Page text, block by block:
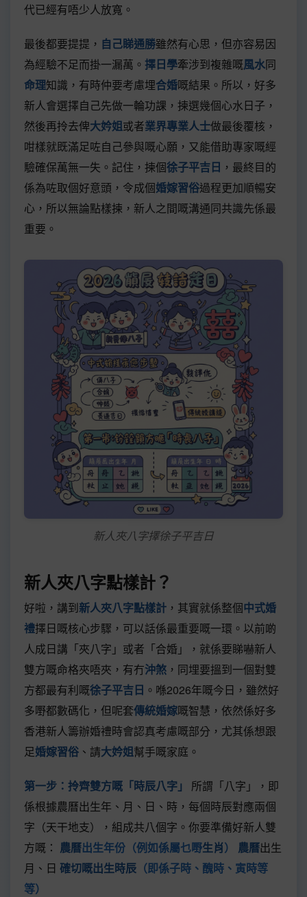
代已經有唔少人放寬。
最後都要提提， 自己睇通勝雖然有心思，但亦容易因
為經驗不足而掛一漏萬。 擇日學牽涉到複雜嘅風水同
命理知識，有時仲要考慮埋合婚嘅結果。所以，好多
新人會選擇自己先做一輪功課，揀選幾個心水日子，
然後再拎去俾大妗姐或者業界專業人士做最後覆核，
咁樣就既滿足咗自己參與嘅心願，又能借助專家嘅經
驗確保萬無一失。記住，揀個徐子平吉日 ，最終目的
係為咗取個好意頭，令成個婚嫁習俗過程更加順暢安
心，所以無論點樣揀，新人之間嘅溝通同共識先係最
重要。
新人夾八字擇徐子平吉日
新人夾八字點樣計？
好啦，講到新人夾八字點樣計 ，其實就係整個中式婚
禮擇日嘅核心步驟，可以話係最重要嘅一環。以前啲
人成日講「夾八字」或者「合婚」，就係要睇嚇新人
雙方嘅命格夾唔夾，有冇沖煞 ，同埋要搵到一個對雙
方都最有利嘅徐子平吉日 。喺2026年嘅今日，雖然好
多嘢都數碼化，但呢套傳統婚嫁嘅智慧，依然係好多
香港新人籌辦婚禮時會認真考慮嘅部分，尤其係想跟
足婚嫁習俗 、請大妗姐幫手嘅家庭。
第一步：拎齊雙方嘅「時辰八字」
所謂「八字」，即
係根據農曆出生年、月、日、時，每個時辰對應兩個
字（天干地支），組成共八個字。你要準備好新人雙
方嘅： 農曆出生年份（例如係屬乜嘢生肖） 農曆出生
月、日 確切嘅出生時辰 （即係子時、醜時、寅時等
等）